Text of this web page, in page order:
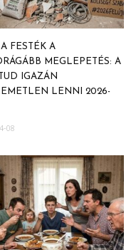
FESTÉK A
MEGLEPETÉS: A
IGAZÁN
LENNI 2026-
08